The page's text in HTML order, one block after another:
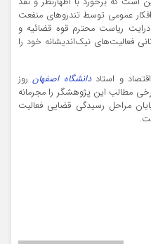
عمومی توسط تندروهای منفعت
درایت ریاست محترم قوه قضائیه و
فعالیت‌های نیک‌اندیشانه خود را
و استاددانشگاه اصفهانروز
برخی مطالب این پژوهشگر را مجرمانه
مراحل رسیدگی قضایی فعالیت